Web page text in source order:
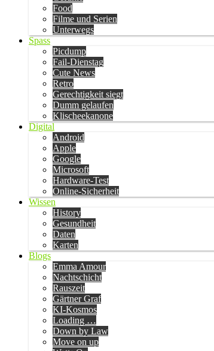
Food
Filme und Serien
Unterwegs
Spass
Picdump
Fail-Dienstag
Cute News
Retro
Gerechtigkeit siegt
Dumm gelaufen
Klischeekanone
Digital
Android
Apple
Google
Microsoft
Hardware-Test
Online-Sicherheit
Wissen
History
Gesundheit
Daten
Karten
Blogs
Emma Amour
Nachtschicht
Rauszeit
Gärtner Graf
KI-Kosmos
Loading …
Down by Law
Move on up